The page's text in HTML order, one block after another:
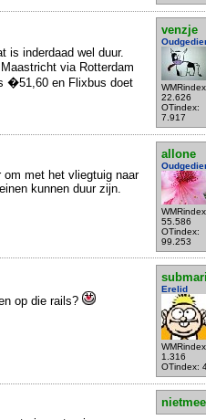
venzje
22.626
OTindex:
7.917
is inderdaad wel duur.
via Rotterdam
�51,60 en Flixbus doet
allone
55.586
OTindex:
99.253
met het vliegtuig naar
kunnen duur zijn.
Erelid
1.316
OTindex:
op die rails?